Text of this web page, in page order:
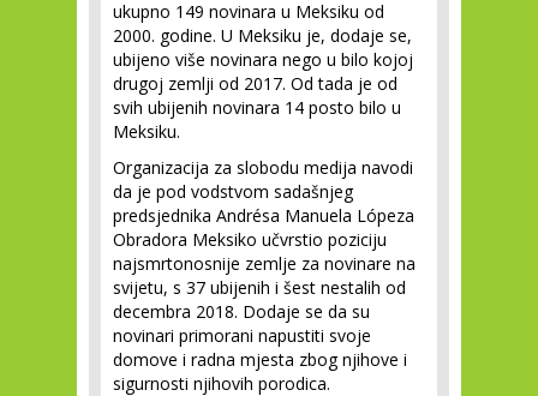
ukupno 149 novinara u Meksiku od
2000. godine. U Meksiku je, dodaje se,
ubijeno više novinara nego u bilo kojoj
drugoj zemlji od 2017. Od tada je od
svih ubijenih novinara 14 posto bilo u
Meksiku.
Organizacija za slobodu medija navodi
da je pod vodstvom sadašnjeg
predsjednika Andrésa Manuela Lópeza
Obradora Meksiko učvrstio poziciju
najsmrtonosnije zemlje za novinare na
svijetu, s 37 ubijenih i šest nestalih od
decembra 2018. Dodaje se da su
novinari primorani napustiti svoje
domove i radna mjesta zbog njihove i
sigurnosti njihovih porodica.